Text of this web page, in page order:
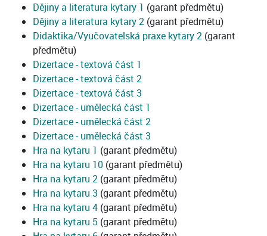
Dějiny a literatura kytary 1 (garant předmětu)
Dějiny a literatura kytary 2 (garant předmětu)
Didaktika/Vyučovatelská praxe kytary 2 (garant
předmětu)
Dizertace - textová část 1
Dizertace - textová část 2
Dizertace - textová část 3
Dizertace - umělecká část 1
Dizertace - umělecká část 2
Dizertace - umělecká část 3
Hra na kytaru 1 (garant předmětu)
Hra na kytaru 10 (garant předmětu)
Hra na kytaru 2 (garant předmětu)
Hra na kytaru 3 (garant předmětu)
Hra na kytaru 4 (garant předmětu)
Hra na kytaru 5 (garant předmětu)